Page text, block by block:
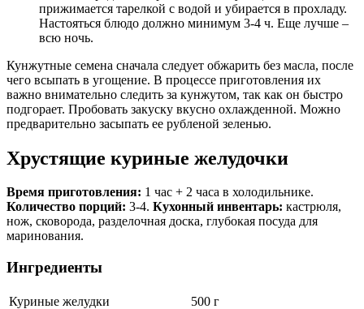
прижимается тарелкой с водой и убирается в прохладу.
Настояться блюдо должно минимум 3-4 ч. Еще лучше –
всю ночь.
Кунжутные семена сначала следует обжарить без масла, после
чего всыпать в угощение. В процессе приготовления их
важно внимательно следить за кунжутом, так как он быстро
подгорает. Пробовать закуску вкусно охлажденной. Можно
предварительно засыпать ее рубленой зеленью.
Хрустящие куриные желудочки
Время приготовления: 1 час + 2 часа в холодильнике.
Количество порций: 3-4. Кухонный инвентарь: кастрюля,
нож, сковорода, разделочная доска, глубокая посуда для
маринования.
Ингредиенты
Куриные желудки
500 г